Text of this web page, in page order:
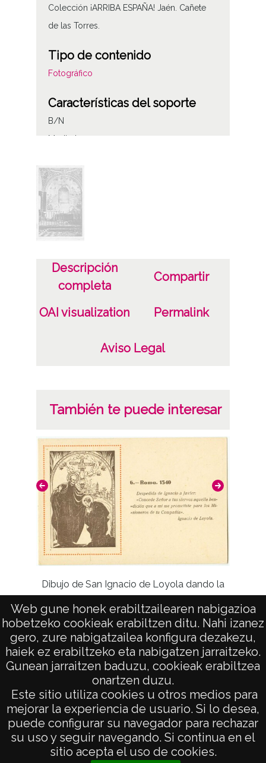
Web gune honek erabiltzailearen nabigazioa
hobetzeko cookieak erabiltzen ditu. Nahi izanez
gero, zure nabigatzailea konfigura dezakezu,
haiek ez erabiltzeko eta nabigatzen jarraitzeko.
Gunean jarraitzen baduzu, cookieak erabiltzea
onartzen duzu.
Este sitio utiliza cookies u otros medios para
mejorar la experiencia de usuario. Si lo desea,
puede configurar su navegador para rechazar
su uso y seguir navegando. Si continua en el
sitio acepta el uso de cookies.
Colección ¡ARRIBA ESPAÑA! Jaén. Cañete
de las Torres.
Tipo de contenido
Fotográfico
Características del soporte
B/N
Medio tono
Fecha
1938
Autor
Gabinete Civil de Sevilla. Archivo
Notas
de las Torres; Edición: Subdelegación
Licencia de las imágenes
CC BY-NC-SA 4.0
Descripción
completa
Compartir
OAI visualization Permalink
Aviso Legal
También te puede interesar
Dibujo de San Ignacio de Loyola dando la
bendición.
AVISO LEGAL
POLÍTICA DE PRIVACIDAD
ACCESIBILIDAD
ATENCIÓN CIUDADANA